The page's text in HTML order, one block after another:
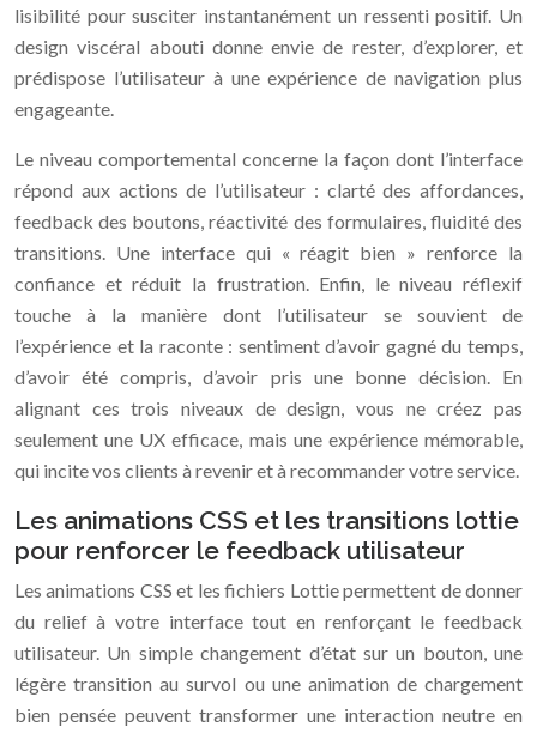
lisibilité pour susciter instantanément un ressenti positif. Un
design viscéral abouti donne envie de rester, d’explorer, et
prédispose l’utilisateur à une expérience de navigation plus
engageante.
Le niveau comportemental concerne la façon dont l’interface
répond aux actions de l’utilisateur : clarté des affordances,
feedback des boutons, réactivité des formulaires, fluidité des
transitions. Une interface qui « réagit bien » renforce la
confiance et réduit la frustration. Enfin, le niveau réflexif
touche à la manière dont l’utilisateur se souvient de
l’expérience et la raconte : sentiment d’avoir gagné du temps,
d’avoir été compris, d’avoir pris une bonne décision. En
alignant ces trois niveaux de design, vous ne créez pas
seulement une UX efficace, mais une expérience mémorable,
qui incite vos clients à revenir et à recommander votre service.
Les animations CSS et les transitions lottie
pour renforcer le feedback utilisateur
Les animations CSS et les fichiers Lottie permettent de donner
du relief à votre interface tout en renforçant le feedback
utilisateur. Un simple changement d’état sur un bouton, une
légère transition au survol ou une animation de chargement
bien pensée peuvent transformer une interaction neutre en